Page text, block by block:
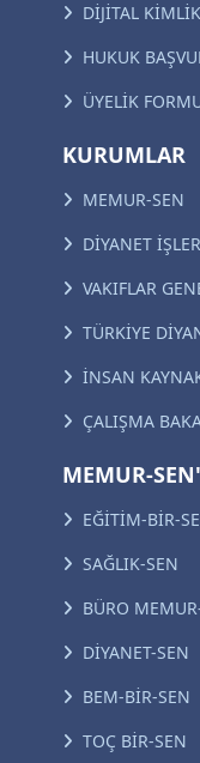
DİJİTAL
HUKUK
ÜYELİK
KURUMLAR
MEMUR-SEN
DİYANET
VAKIFLAR
TÜRKİYE
İNSAN
ÇALIŞMA
MEMUR-
EĞİTİM-BİR-
SAĞLIK-SEN
BÜRO
DİYANET-SEN
BEM-BİR-SEN
TOÇ BİR-SEN